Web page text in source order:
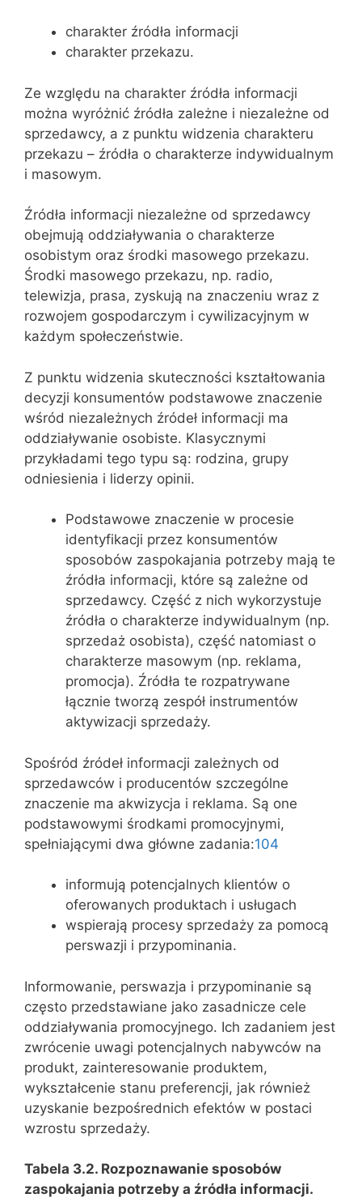
charakter źródła informacji
charakter przekazu.
Ze względu na charakter źródła informacji
można wyróżnić źródła zależne i niezależne od
sprzedawcy, a z punktu widzenia charakteru
przekazu – źródła o charakterze indywidualnym
i masowym.
Źródła informacji niezależne od sprzedawcy
obejmują oddziaływania o charakterze
osobistym oraz środki masowego przekazu.
Środki masowego przekazu, np. radio,
telewizja, prasa, zyskują na znaczeniu wraz z
rozwojem gospodarczym i cywilizacyjnym w
każdym społeczeństwie.
Z punktu widzenia skuteczności kształtowania
decyzji konsumentów podstawowe znaczenie
wśród niezależnych źródeł informacji ma
oddziaływanie osobiste. Klasycznymi
przykładami tego typu są: rodzina, grupy
odniesienia i liderzy opinii.
Podstawowe znaczenie w procesie
identyfikacji przez konsumentów
sposobów zaspokajania potrzeby mają te
źródła informacji, które są zależne od
sprzedawcy. Część z nich wykorzystuje
źródła o charakterze indywidualnym (np.
sprzedaż osobista), część natomiast o
charakterze masowym (np. reklama,
promocja). Źródła te rozpatrywane
łącznie tworzą zespół instrumentów
aktywizacji sprzedaży.
Spośród źródeł informacji zależnych od
sprzedawców i producentów szczególne
znaczenie ma akwizycja i reklama. Są one
podstawowymi środkami promocyjnymi,
spełniającymi dwa główne zadania:104
informują potencjalnych klientów o
oferowanych produktach i usługach
wspierają procesy sprzedaży za pomocą
perswazji i przypominania.
Informowanie, perswazja i przypominanie są
często przedstawiane jako zasadnicze cele
oddziaływania promocyjnego. Ich zadaniem jest
zwrócenie uwagi potencjalnych nabywców na
produkt, zainteresowanie produktem,
wykształcenie stanu preferencji, jak również
uzyskanie bezpośrednich efektów w postaci
wzrostu sprzedaży.
Tabela 3.2. Rozpoznawanie sposobów
zaspokajania potrzeby a źródła informacji.